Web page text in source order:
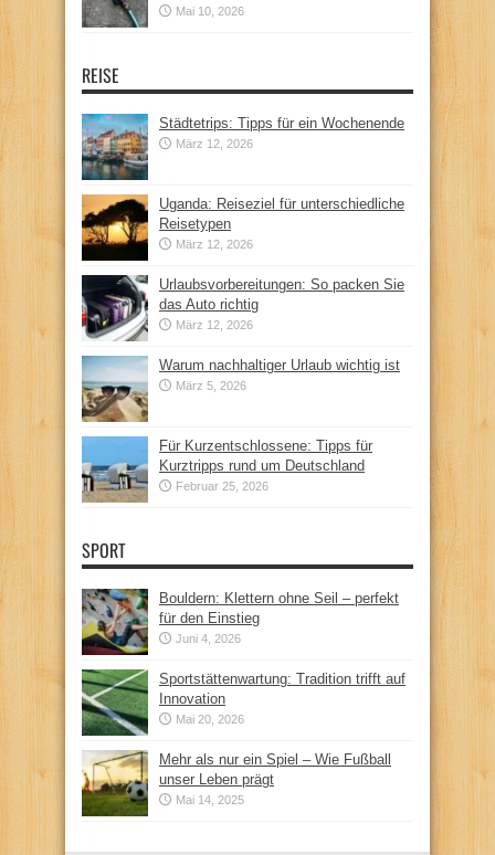
Mai 10, 2026
REISE
Städtetrips: Tipps für ein Wochenende
März 12, 2026
Uganda: Reiseziel für unterschiedliche
Reisetypen
März 12, 2026
Urlaubsvorbereitungen: So packen Sie
das Auto richtig
März 12, 2026
Warum nachhaltiger Urlaub wichtig ist
März 5, 2026
Für Kurzentschlossene: Tipps für
Kurztripps rund um Deutschland
Februar 25, 2026
SPORT
Bouldern: Klettern ohne Seil – perfekt
für den Einstieg
Juni 4, 2026
Sportstättenwartung: Tradition trifft auf
Innovation
Mai 20, 2026
Mehr als nur ein Spiel – Wie Fußball
unser Leben prägt
Mai 14, 2025